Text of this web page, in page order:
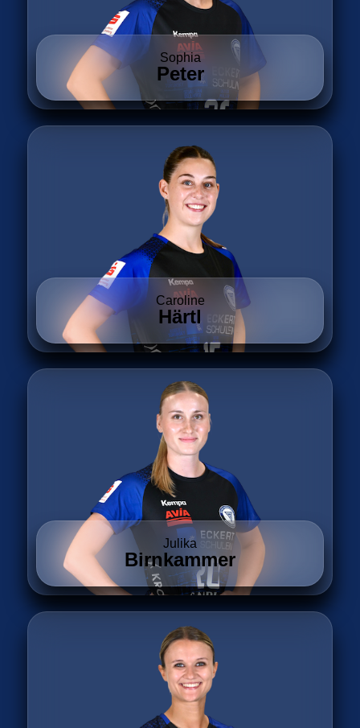
Sophia
Peter
Caroline
Härtl
Julika
Birnkammer